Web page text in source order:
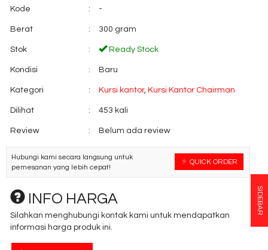
Kode : -
Berat : 300 gram
Stok : Ready Stock
Kondisi : Baru
Kategori : Kursi kantor, Kursi Kantor Chairman
Dilihat : 453 kali
Review : Belum ada review
QUICK ORDER
Hubungi kami secara langsung untuk
pemesanan yang lebih cepat!
INFO HARGA
Silahkan menghubungi kontak kami untuk mendapatkan
informasi harga produk ini.
SIDEBAR